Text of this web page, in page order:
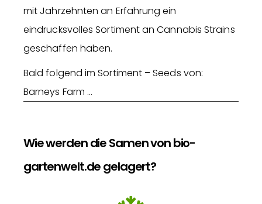
mit Jahrzehnten an Erfahrung ein
eindrucksvolles Sortiment an Cannabis Strains
geschaffen haben.
Bald folgend im Sortiment – Seeds von:
Barneys Farm …
Wie werden die Samen von bio-
gartenwelt.de gelagert?